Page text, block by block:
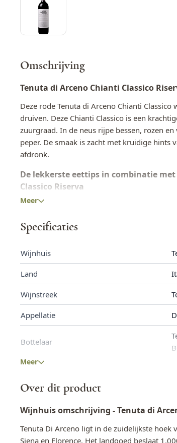
Omschrijving
Tenuta di Arceno Chianti Classico
Deze rode Tenuta di Arceno Chianti
druiven. Deze Chianti Classico is een
zuurgraad. In de neus rijpe bessen, rozen
peper. De smaak is zacht met kruidige hints
afdronk.
De lekkerste eettips in combinatie
Classico Riserva
Een prachtige wijn voor pasta's met
Meer
Specificaties
Wijnhuis
Land
Wijnstreek
Appellatie
Bottelaar
Fles inhoud
Allergenen
Alcoholpercentage
Meer
Over dit product
Wijnhuis omschrijving - Tenuta di
Tenuta Di Arceno ligt in de zuidelijkste hoek
Siena en Florence. Het landgoed beslaat